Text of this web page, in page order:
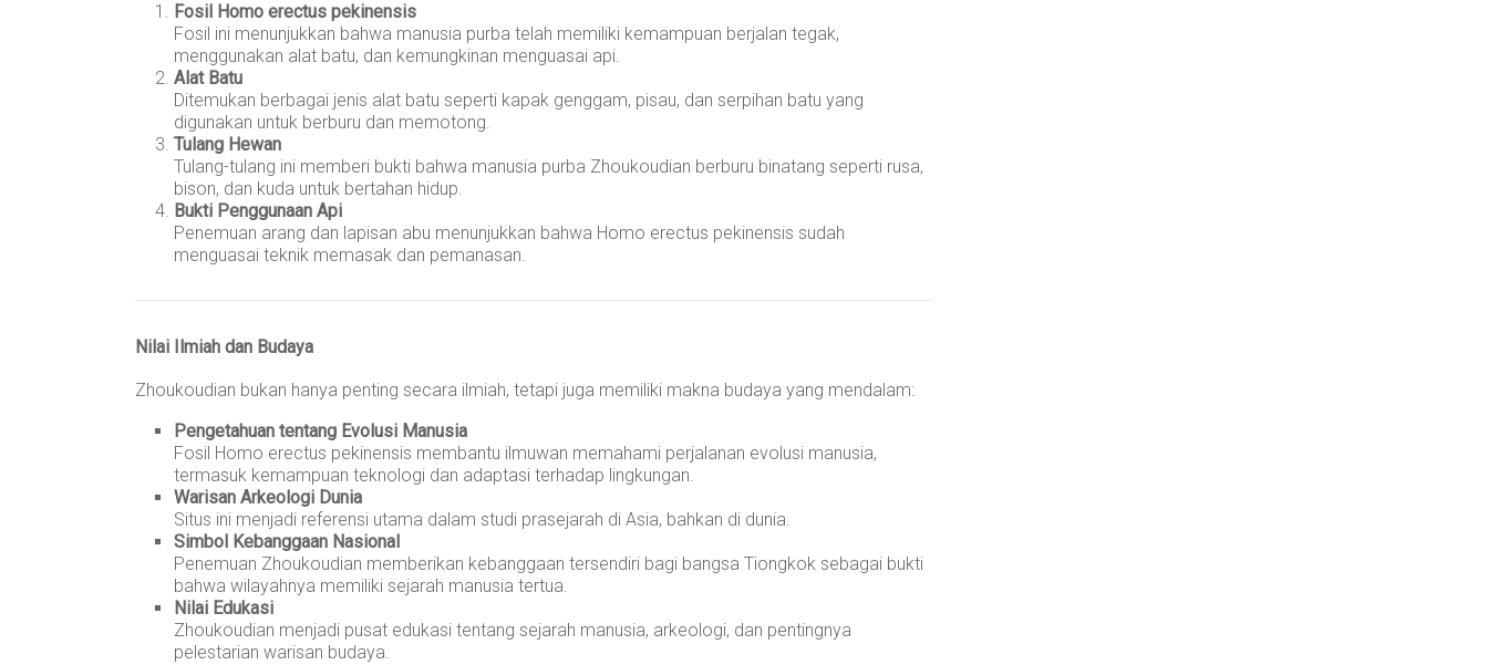
Fosil Homo erectus pekinensis
Fosil ini menunjukkan bahwa manusia purba telah memiliki kemampuan berjalan tegak,
menggunakan alat batu, dan kemungkinan menguasai api.
Alat Batu
Ditemukan berbagai jenis alat batu seperti kapak genggam, pisau, dan serpihan batu yang
digunakan untuk berburu dan memotong.
Tulang Hewan
Tulang-tulang ini memberi bukti bahwa manusia purba Zhoukoudian berburu binatang seperti rusa,
bison, dan kuda untuk bertahan hidup.
Bukti Penggunaan Api
Penemuan arang dan lapisan abu menunjukkan bahwa Homo erectus pekinensis sudah
menguasai teknik memasak dan pemanasan.
Nilai Ilmiah dan Budaya
Zhoukoudian bukan hanya penting secara ilmiah, tetapi juga memiliki makna budaya yang mendalam:
Pengetahuan tentang Evolusi Manusia
Fosil Homo erectus pekinensis membantu ilmuwan memahami perjalanan evolusi manusia,
termasuk kemampuan teknologi dan adaptasi terhadap lingkungan.
Warisan Arkeologi Dunia
Situs ini menjadi referensi utama dalam studi prasejarah di Asia, bahkan di dunia.
Simbol Kebanggaan Nasional
Penemuan Zhoukoudian memberikan kebanggaan tersendiri bagi bangsa Tiongkok sebagai bukti
bahwa wilayahnya memiliki sejarah manusia tertua.
Nilai Edukasi
Zhoukoudian menjadi pusat edukasi tentang sejarah manusia, arkeologi, dan pentingnya
pelestarian warisan budaya.